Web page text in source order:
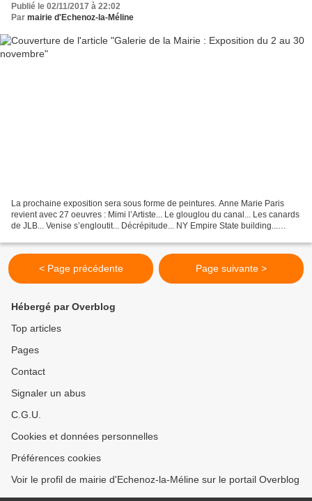
Publié le 02/11/2017 à 22:02
Par mairie d'Echenoz-la-Méline
La prochaine exposition sera sous forme de peintures. Anne Marie Paris
revient avec 27 oeuvres : Mimi l’Artiste... Le glouglou du canal... Les canards
de JLB... Venise s’engloutit... Décrépitude... NY Empire State building...
< Page précédente Page suivante >
Hébergé par Overblog
Top articles
Pages
Contact
Signaler un abus
C.G.U.
Cookies et données personnelles
Préférences cookies
Voir le profil de mairie d'Echenoz-la-Méline sur le portail Overblog